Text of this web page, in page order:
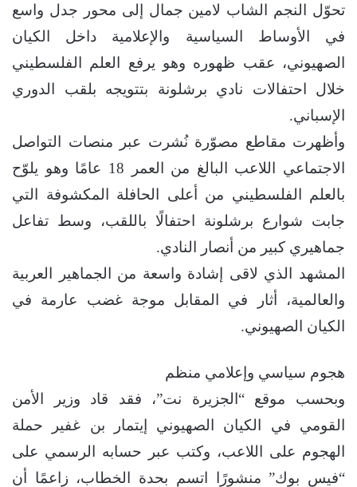
تحوّل النجم الشاب لامين جمال إلى محور جدل واسع
في الأوساط السياسية والإعلامية داخل الكيان
الصهيوني، عقب ظهوره وهو يرفع العلم الفلسطيني
خلال احتفالات نادي برشلونة بتتويجه بلقب الدوري
الإسباني.
وأظهرت مقاطع مصوّرة نُشرت عبر منصات التواصل
الاجتماعي اللاعب البالغ من العمر 18 عامًا وهو يلوّح
بالعلم الفلسطيني من أعلى الحافلة المكشوفة التي
جابت شوارع برشلونة احتفالًا باللقب، وسط تفاعل
جماهيري كبير من أنصار النادي.
المشهد الذي لاقى إشادة واسعة من الجماهير العربية
والعالمية، أثار في المقابل موجة غضب عارمة في
الكيان الصهيوني.
هجوم سياسي وإعلامي منظم
وبحسب موقع “الجزيرة نت”، فقد قاد وزير الأمن
القومي في الكيان الصهيوني إيتمار بن غفير حملة
الهجوم على اللاعب، وكتب عبر حسابه الرسمي على
“فيس بوك” منشورًا اتسم بحدة الخطاب، زاعمًا أن